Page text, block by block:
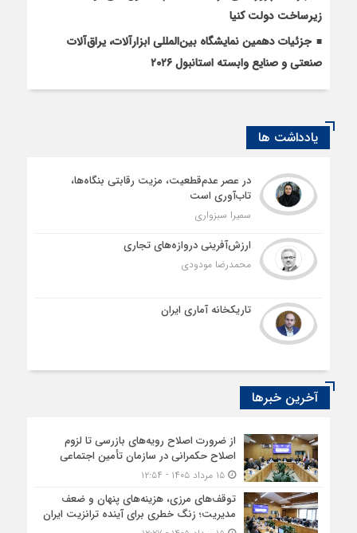
زیرساخت دولت کنیا
جزئیات دهمین نمایشگاه بین‌المللی ابزارآلات، یراق‌آلات
صنعتی و صنایع وابسته استانبول ۲۰۲۶
یادداشت ها
در عصر عدم‌قطعیت، مزیت رقابتی بنگاه‌ها،
تاب‌آوری است
سمیرا سبزواری
ارزش‌آفرینی دروازه‌های تجاری
محمدرضا مودودی
تاریکخانه آماری ایران
آخرین خبرها
از ضرورت اصلاح رویه‌های بازرسی تا لزوم
اصلاح حکمرانی در سازمان تأمین اجتماعی
۱۵ مرداد ۱۴۰۵ - ۱۲:۵۴
توقف‌های مرزی، هزینه‌های پنهان و ضعف
مدیریت؛ زنگ خطری برای آینده ترانزیت ایران